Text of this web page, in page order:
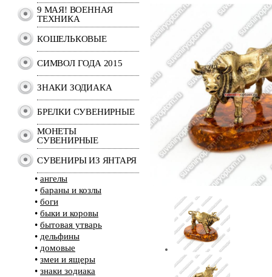
9 МАЯ! ВОЕННАЯ
ТЕХНИКА
КОШЕЛЬКОВЫЕ
СИМВОЛ ГОДА 2015
ЗНАКИ ЗОДИАКА
БРЕЛКИ СУВЕНИРНЫЕ
МОНЕТЫ
СУВЕНИРНЫЕ
СУВЕНИРЫ ИЗ ЯНТАРЯ
• ангелы
• бараны и козлы
• боги
• быки и коровы
• бытовая утварь
• дельфины
• домовые
• змеи и ящеры
• знаки зодиака